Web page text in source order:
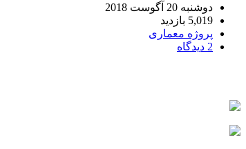
دوشنبه 20 آگوست 2018
5,019 بازدید
پروژه معماری
2 دیدگاه